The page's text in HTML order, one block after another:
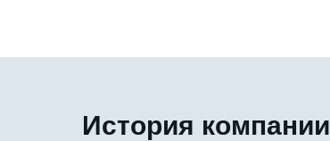
История компании